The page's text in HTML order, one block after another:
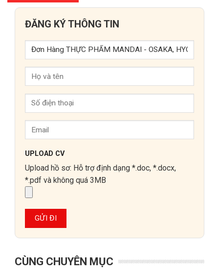
ĐĂNG KÝ THÔNG TIN
UPLOAD CV
Upload hồ sơ: Hỗ trợ định dạng *.doc, *.docx,
*.pdf và không quá 3MB
CÙNG CHUYÊN MỤC